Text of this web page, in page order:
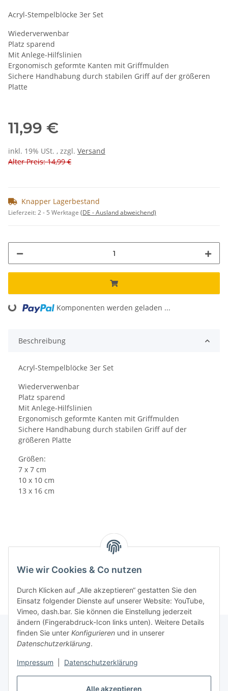
Alle akzeptieren
Wie wir Cookies & Co nutzen
Durch Klicken auf „Alle akzeptieren“ gestatten Sie den
Einsatz folgender Dienste auf unserer Website: YouTube,
Vimeo, dash.bar. Sie können die Einstellung jederzeit
ändern (Fingerabdruck-Icon links unten). Weitere Details
finden Sie unter Konfigurieren und in unserer
Datenschutzerklärung.
Impressum Datenschutzerklärung
Acryl-Stempelblöcke 3er Set
Wiederverwenbar
Platz sparend
Mit Anlege-Hilfslinien
Ergonomisch geformte Kanten mit Griffmulden
Sichere Handhabung durch stabilen Griff auf der größeren
Platte
11,99 €
inkl. 19% USt. , zzgl. Versand
Alter Preis: 14,99 €
Knapper Lagerbestand
Lieferzeit:2 - 5 Werktage (DE - Ausland abweichend)
Loading... Komponenten werden geladen ...
Beschreibung
Acryl-Stempelblöcke 3er Set
Wiederverwenbar
Platz sparend
Mit Anlege-Hilfslinien
Ergonomisch geformte Kanten mit Griffmulden
Sichere Handhabung durch stabilen Griff auf der
größeren Platte
Größen:
7 x 7 cm
10 x 10 cm
13 x 16 cm
Gesetzliche Informationen